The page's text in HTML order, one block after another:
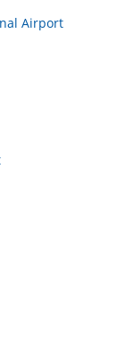
Airport